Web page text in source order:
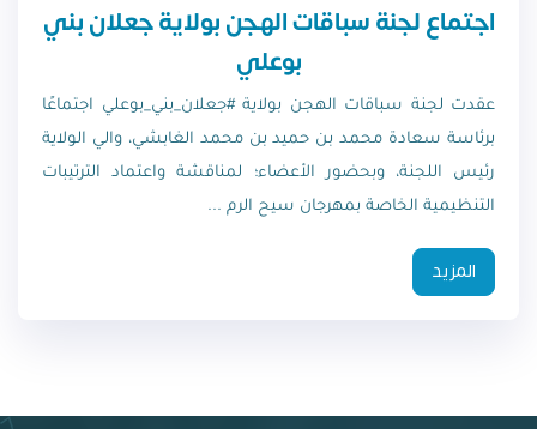
اجتماع لجنة سباقات الهجن بولاية جعلان بني
بوعلي
عقدت لجنة سباقات الهجن بولاية #جعلان_بني_بوعلي اجتماعًا
برئاسة سعادة محمد بن حميد بن محمد الغابشي، والي الولاية
رئيس اللجنة، وبحضور الأعضاء؛ لمناقشة واعتماد الترتيبات
التنظيمية الخاصة بمهرجان سيح الرم ...
المزيد